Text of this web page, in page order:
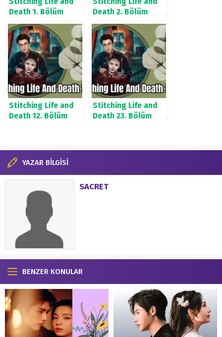
Death 1. Bölüm
Death 2. Bölüm
Stitching Life and
Death 12. Bölüm
Stitching Life and
Death 23. Bölüm
YAZAR BİLGİSİ
SACRET
BENZER KONULAR